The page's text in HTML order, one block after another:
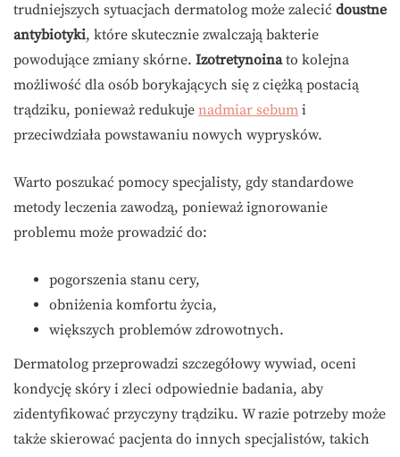
trudniejszych sytuacjach dermatolog może zalecić doustne
antybiotyki, które skutecznie zwalczają bakterie
powodujące zmiany skórne. Izotretynoinato kolejna
możliwość dla osób borykających się z ciężką postacią
trądziku, ponieważ redukuje nadmiar sebum i
przeciwdziała powstawaniu nowych wyprysków.
Warto poszukać pomocy specjalisty, gdy standardowe
metody leczenia zawodzą, ponieważ ignorowanie
problemu może prowadzić do:
pogorszenia stanu cery,
obniżenia komfortu życia,
większych problemów zdrowotnych.
Dermatolog przeprowadzi szczegółowy wywiad, oceni
kondycję skóry i zleci odpowiednie badania, aby
zidentyfikować przyczyny trądziku. W razie potrzeby może
także skierować pacjenta do innych specjalistów, takich